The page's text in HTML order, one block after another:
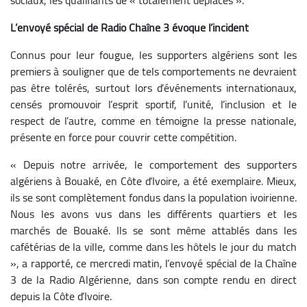
L’envoyé spécial de Radio Chaîne 3 évoque l’incident
Connus pour leur fougue, les supporters algériens sont les
premiers à souligner que de tels comportements ne devraient
pas être tolérés, surtout lors d’événements internationaux,
censés promouvoir l’esprit sportif, l’unité, l’inclusion et le
respect de l’autre, comme en témoigne la presse nationale,
présente en force pour couvrir cette compétition.
« Depuis notre arrivée, le comportement des supporters
algériens à Bouaké, en Côte d’Ivoire, a été exemplaire. Mieux,
ils se sont complètement fondus dans la population ivoirienne.
Nous les avons vus dans les différents quartiers et les
marchés de Bouaké. Ils se sont même attablés dans les
cafétérias de la ville, comme dans les hôtels le jour du match
», a rapporté, ce mercredi matin, l’envoyé spécial de la Chaîne
3 de la Radio Algérienne, dans son compte rendu en direct
depuis la Côte d’Ivoire.